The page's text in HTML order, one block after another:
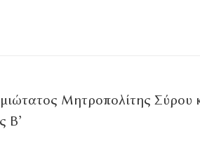
Μητροπολίτης Σύρου
Β’